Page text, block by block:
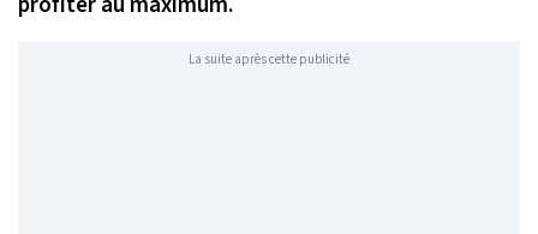
La suite après cette publicité